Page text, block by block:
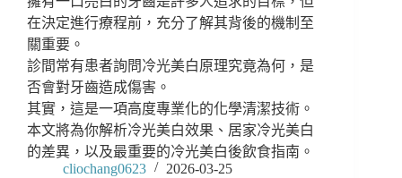
在決定進行療程前，充分了解其背後的機制至
關重要。
診間常有患者詢問冷光美白原理究竟為何，是
否會對牙齒造成傷害。
其實，這是一項高度專業化的化學清潔技術。
本文將為你解析冷光美白效果、居家冷光美白
的差異，以及最重要的冷光美白後飲食指南。
cliochang0623
2026-03-25